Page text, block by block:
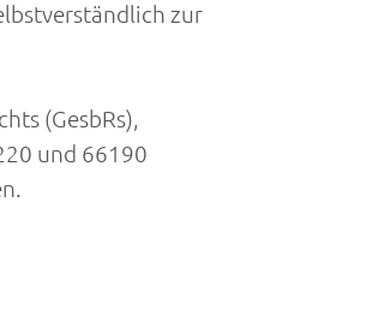
zur
(GesbRs),
und 66190